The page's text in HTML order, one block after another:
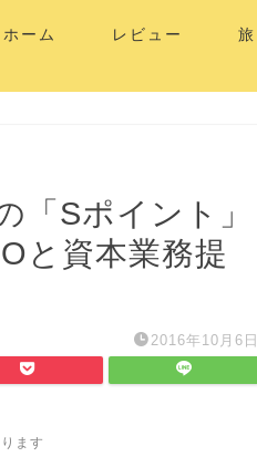
ホーム レビュー 旅
「Sポイント」
と資本業務提
2016年10月6日
ます